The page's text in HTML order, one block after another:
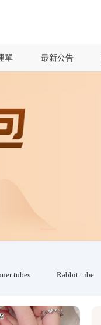
單 最新公告
tubes Rabbit tube